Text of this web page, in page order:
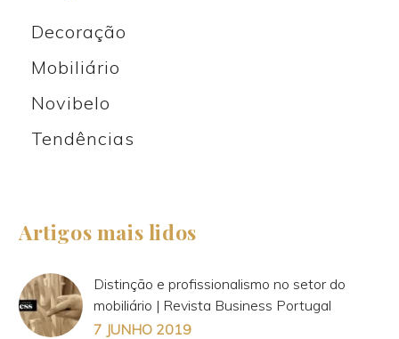
Decoração
Mobiliário
Novibelo
Tendências
Artigos mais lidos
Distinção e profissionalismo no setor do
mobiliário | Revista Business Portugal
7 JUNHO 2019